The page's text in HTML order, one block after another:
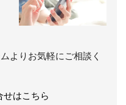
よりお気軽にご相談く
せはこちら